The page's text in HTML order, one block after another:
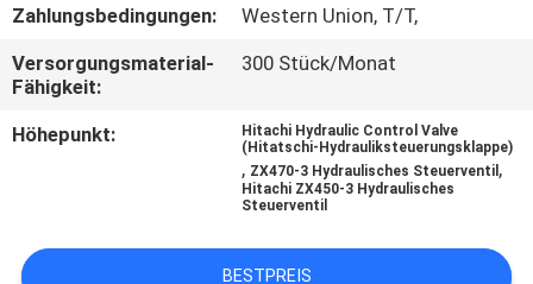
KONTAKT
NACHRICHTEN
FÄLLE
Zahlungsbedingungen:
Western Union, T/T,
Versorgungsmaterial-
Fähigkeit:
300 Stück/Monat
Höhepunkt:
Hitachi Hydraulic Control Valve
(Hitatschi-Hydrauliksteuerungsklappe)
, ZX470-3 Hydraulisches Steuerventil ,
Hitachi ZX450-3 Hydraulisches
Steuerventil
BESTPREIS